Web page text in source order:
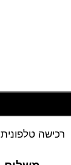
רכישה טלפונית 8569*